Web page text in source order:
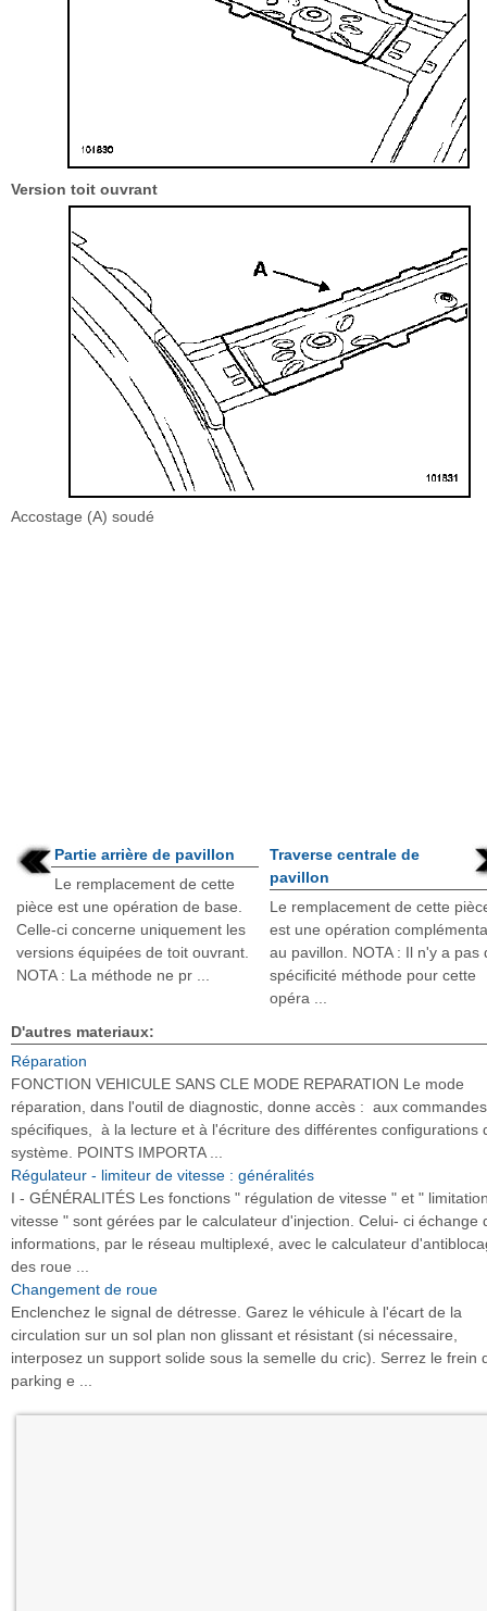
Version toit ouvrant
Accostage (A) soudé
Partie arrière de pavillon
Le remplacement de cette
pièce est une opération de base.
Celle-ci concerne uniquement les
versions équipées de toit ouvrant.
NOTA : La méthode ne pr ...
Traverse centrale de
pavillon
Le remplacement de cette
est une opération
au pavillon. NOTA : Il n'y a pas
spécificité méthode pour cette
opéra ...
D'autres materiaux:
Réparation
FONCTION VEHICULE SANS CLE MODE REPARATION Le mode
réparation, dans l'outil de diagnostic, donne accès : aux commandes
spécifiques, à la lecture et à l'écriture des différentes configurations
système. POINTS IMPORTA ...
Régulateur - limiteur de vitesse : généralités
I - GÉNÉRALITÉS Les fonctions " régulation de vitesse " et "
vitesse " sont gérées par le calculateur d'injection. Celui- ci échange
informations, par le réseau multiplexé, avec le calculateur
des roue ...
Changement de roue
Enclenchez le signal de détresse. Garez le véhicule à l'écart de la
circulation sur un sol plan non glissant et résistant (si nécessaire,
interposez un support solide sous la semelle du cric). Serrez le frein
parking e ...